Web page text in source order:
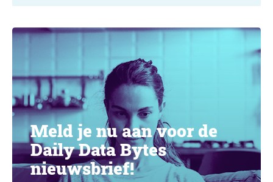
Meld je nu aan voor de
Daily Data Bytes
nieuwsbrief!